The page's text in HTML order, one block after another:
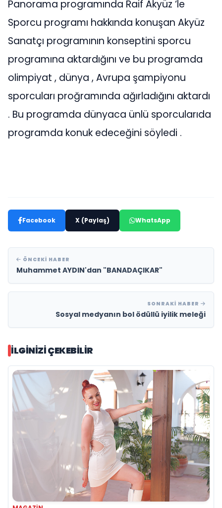
Panorama programında Raif Akyüz ‘le
Sporcu programı hakkında konuşan Akyüz
Sanatçı programının konseptini sporcu
programına aktardığını ve bu programda
olimpiyat , dünya , Avrupa şampiyonu
sporcuları proğramında ağırladığını aktardı
. Bu programda dünyaca ünlü sporcularıda
programda konuk edeceğini söyledi .
Facebook X (Paylaş) WhatsApp
ÖNCEKI HABER
Muhammet AYDIN'dan "BANADAÇIKAR"
SONRAKI HABER
Sosyal medyanın bol ödüllü iyilik meleği
İLGINIZI ÇEKEBILIR